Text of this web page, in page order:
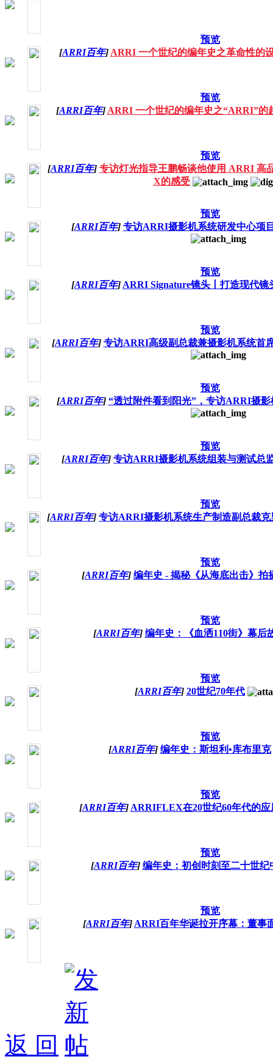
预览
[ARRI百年] ARRI 一个世纪的编年史之革命性的
预览
[ARRI百年] ARRI 一个世纪的编年史之“ARRI”的
预览
[ARRI百年] 专访灯光指导王鹏畅谈他使用 ARRI 高
X的感受
预览
[ARRI百年] 专访ARRI摄影机系统研发中心项
预览
[ARRI百年] ARRI Signature镜头丨打造现代镜
预览
[ARRI百年] 专访ARRI高级副总裁兼摄影机系统首
预览
[ARRI百年] “透过附件看到阳光”，专访ARRI摄影
预览
[ARRI百年] 专访ARRI摄影机系统组装与测试总
预览
[ARRI百年] 专访ARRI摄影机系统生产制造副总裁克
预览
[ARRI百年] 编年史 - 揭秘《从海底出击》拍
预览
[ARRI百年] 编年史：《血洒110街》幕后
预览
[ARRI百年] 20世纪70年代
预览
[ARRI百年] 编年史：斯坦利•库布里克
预览
[ARRI百年] ARRIFLEX在20世纪60年代的应
预览
[ARRI百年] 编年史：初创时刻至二十世纪
预览
[ARRI百年] ARRI百年华诞拉开序幕：董事
返 回